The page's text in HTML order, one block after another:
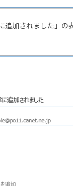
追加されました」